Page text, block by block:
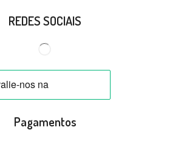
REDES SOCIAIS
Pagamentos